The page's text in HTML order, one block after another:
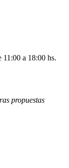
11:00 a 18:00 hs.
propuestas